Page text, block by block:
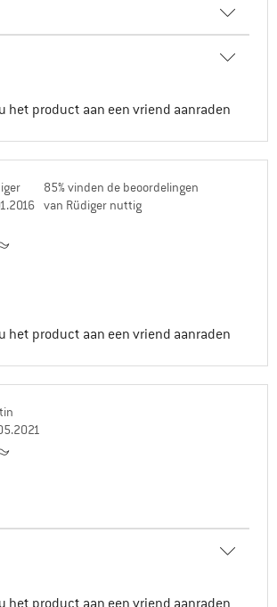
het product aan een vriend aanraden
85% vinden de beoordelingen
van Rüdiger nuttig
het product aan een vriend aanraden
het product aan een vriend aanraden